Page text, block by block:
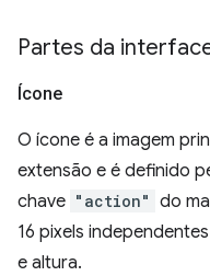
Partes da
Ícone
O ícone é a imagem
extensão e é definido
chave "action" do
16 pixels
e altura.